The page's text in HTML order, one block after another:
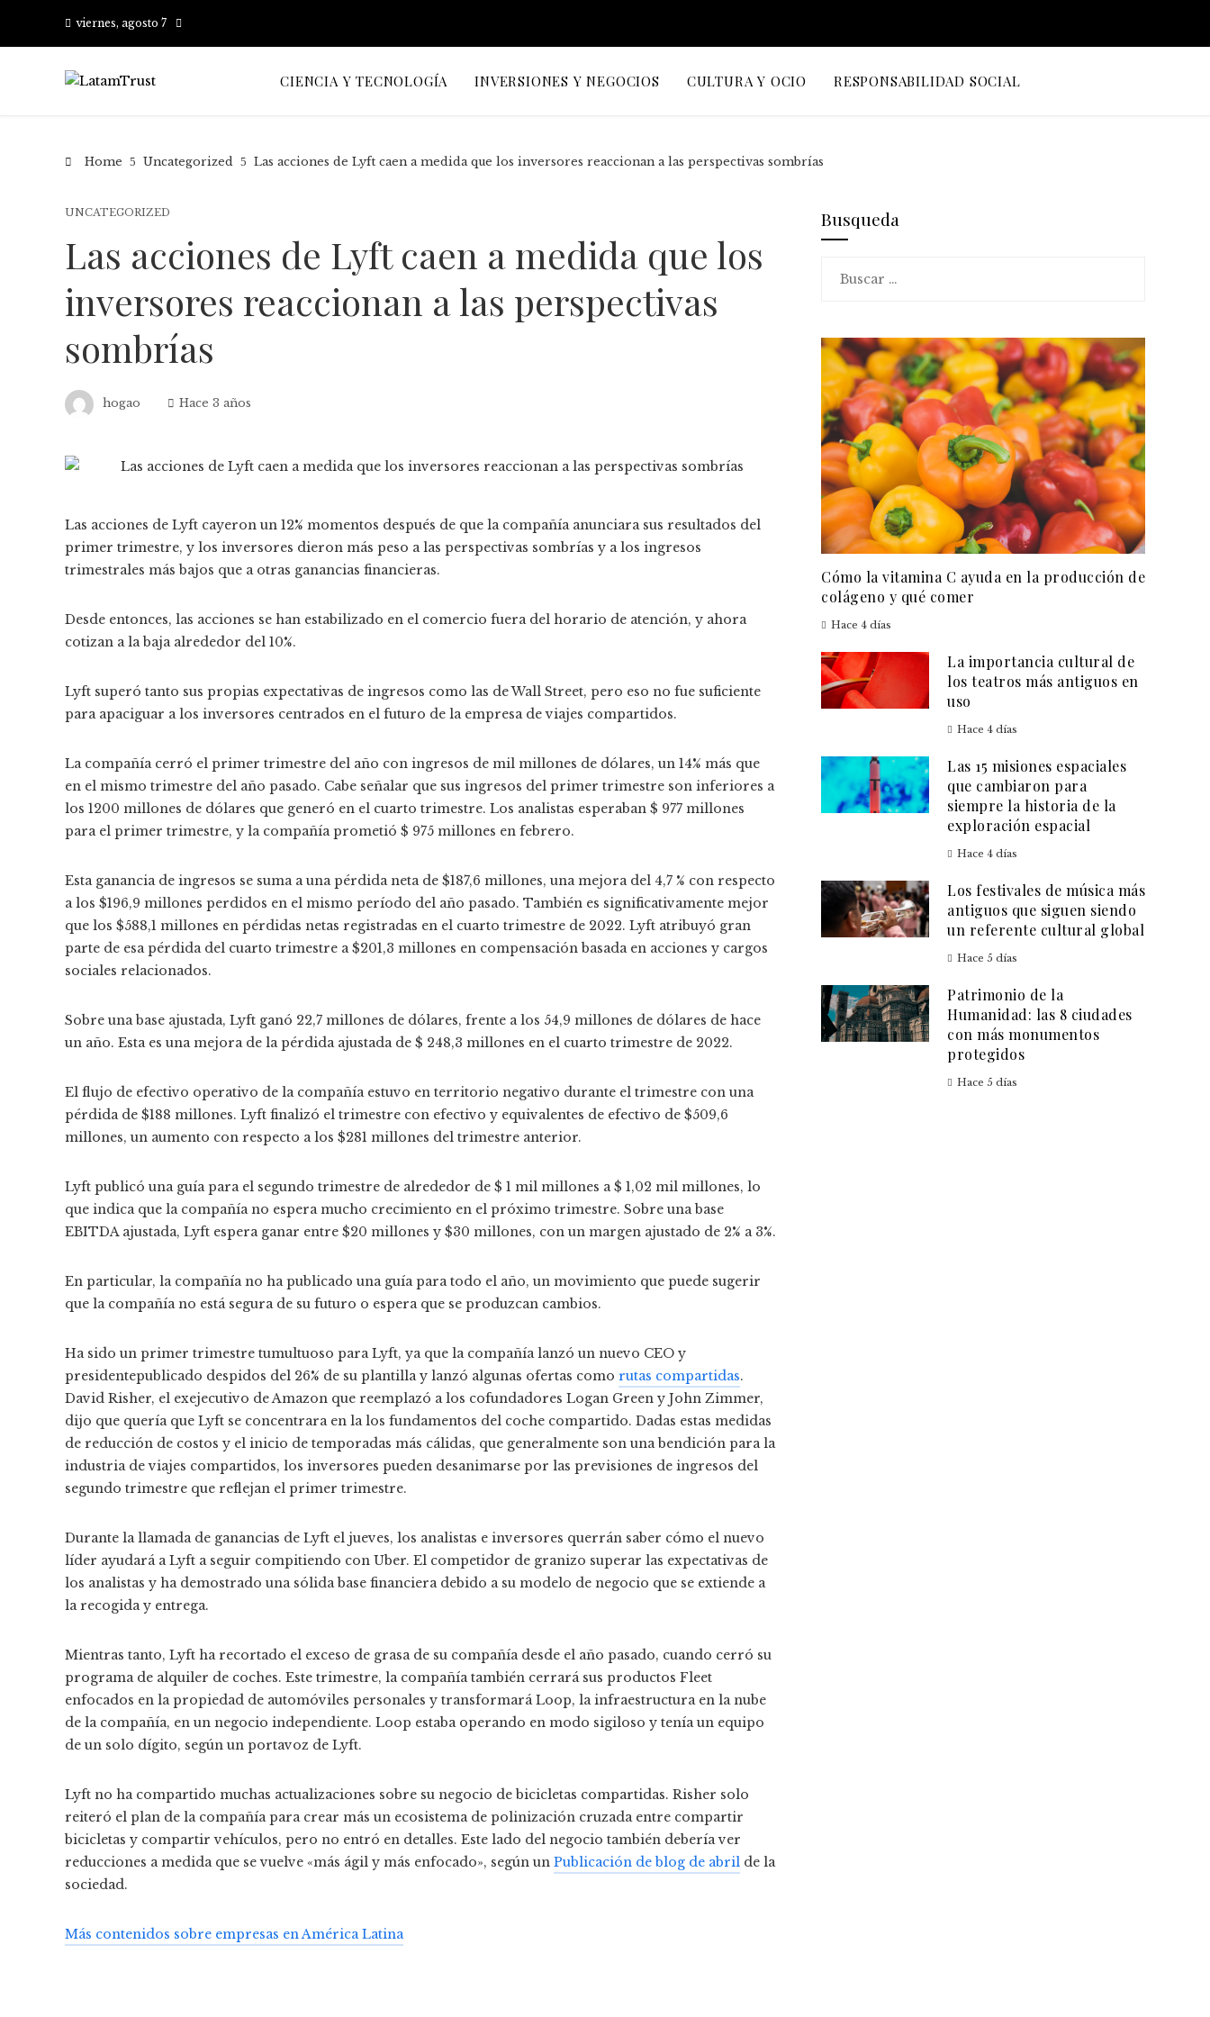
viernes, agosto 7
CIENCIA Y TECNOLOGÍA INVERSIONES Y NEGOCIOS CULTURA Y OCIO RESPONSABILIDAD SOCIAL
Home Uncategorized Las acciones de Lyft caen a medida que los inversores reaccionan a las perspectivas sombrías
UNCATEGORIZED
Las acciones de Lyft caen a medida que los
inversores reaccionan a las perspectivas
sombrías
hogao Hace 3 años
Las acciones de Lyft cayeron un 12% momentos después de que la compañía anunciara sus resultados del
primer trimestre, y los inversores dieron más peso a las perspectivas sombrías y a los ingresos
trimestrales más bajos que a otras ganancias financieras.
Desde entonces, las acciones se han estabilizado en el comercio fuera del horario de atención, y ahora
cotizan a la baja alrededor del 10%.
Lyft superó tanto sus propias expectativas de ingresos como las de Wall Street, pero eso no fue suficiente
para apaciguar a los inversores centrados en el futuro de la empresa de viajes compartidos.
La compañía cerró el primer trimestre del año con ingresos de mil millones de dólares, un 14% más que
en el mismo trimestre del año pasado. Cabe señalar que sus ingresos del primer trimestre son inferiores a
los 1200 millones de dólares que generó en el cuarto trimestre. Los analistas esperaban $ 977 millones
para el primer trimestre, y la compañía prometió $ 975 millones en febrero.
Esta ganancia de ingresos se suma a una pérdida neta de $187,6 millones, una mejora del 4,7 % con respecto
a los $196,9 millones perdidos en el mismo período del año pasado. También es significativamente mejor
que los $588,1 millones en pérdidas netas registradas en el cuarto trimestre de 2022. Lyft atribuyó gran
parte de esa pérdida del cuarto trimestre a $201,3 millones en compensación basada en acciones y cargos
sociales relacionados.
Sobre una base ajustada, Lyft ganó 22,7 millones de dólares, frente a los 54,9 millones de dólares de hace
un año. Esta es una mejora de la pérdida ajustada de $ 248,3 millones en el cuarto trimestre de 2022.
El flujo de efectivo operativo de la compañía estuvo en territorio negativo durante el trimestre con una
pérdida de $188 millones. Lyft finalizó el trimestre con efectivo y equivalentes de efectivo de $509,6
millones, un aumento con respecto a los $281 millones del trimestre anterior.
Lyft publicó una guía para el segundo trimestre de alrededor de $ 1 mil millones a $ 1,02 mil millones, lo
que indica que la compañía no espera mucho crecimiento en el próximo trimestre. Sobre una base
EBITDA ajustada, Lyft espera ganar entre $20 millones y $30 millones, con un margen ajustado de 2% a 3%.
En particular, la compañía no ha publicado una guía para todo el año, un movimiento que puede sugerir
que la compañía no está segura de su futuro o espera que se produzcan cambios.
Ha sido un primer trimestre tumultuoso para Lyft, ya que la compañía lanzó un nuevo CEO y
presidentepublicado despidos del 26% de su plantillay lanzó algunas ofertas como rutas compartidas.
David Risher, el exejecutivo de Amazon que reemplazó a los cofundadores Logan Green y John Zimmer,
dijo que quería que Lyft se concentrara en lalos fundamentos del coche compartido. Dadas estas medidas
de reducción de costos y el inicio de temporadas más cálidas, que generalmente son una bendición para la
industria de viajes compartidos, los inversores pueden desanimarse por las previsiones de ingresos del
segundo trimestre que reflejan el primer trimestre.
Durante la llamada de ganancias de Lyft el jueves, los analistas e inversores querrán saber cómo el nuevo
líder ayudará a Lyft a seguir compitiendo con Uber. El competidor de granizo superar las expectativas de
los analistas y ha demostrado una sólida base financiera debido a su modelo de negocio que se extiende a
la recogida y entrega.
Mientras tanto, Lyft ha recortado el exceso de grasa de su compañía desde el año pasado, cuando cerró su
programa de alquiler de coches. Este trimestre, la compañía también cerrará sus productos Fleet
enfocados en la propiedad de automóviles personales y transformará Loop, la infraestructura en la nube
de la compañía, en un negocio independiente. Loop estaba operando en modo sigiloso y tenía un equipo
de un solo dígito, según un portavoz de Lyft.
Lyft no ha compartido muchas actualizaciones sobre su negocio de bicicletas compartidas. Risher solo
reiteró el plan de la compañía para crear más un ecosistema de polinización cruzada entre compartir
bicicletas y compartir vehículos, pero no entró en detalles. Este lado del negocio también debería ver
reducciones a medida que se vuelve «más ágil y más enfocado», según un Publicación de blog de abril de la
sociedad.
Más contenidos sobre empresas en América Latina
Busqueda
Cómo la vitamina C ayuda en la producción de
colágeno y qué comer
Hace 4 días
La importancia cultural de
los teatros más antiguos en
uso
Hace 4 días
Las 15 misiones espaciales
que cambiaron para
siempre la historia de la
exploración espacial
Hace 4 días
Los festivales de música más
antiguos que siguen siendo
un referente cultural global
Hace 5 días
Patrimonio de la
Humanidad: las 8 ciudades
con más monumentos
protegidos
Hace 5 días